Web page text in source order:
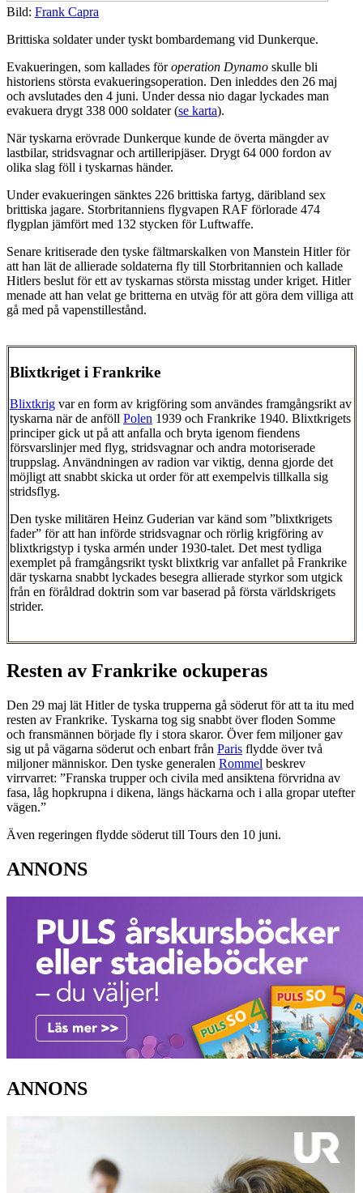
Bild: Frank Capra
Brittiska soldater under tyskt bombardemang vid Dunkerque.
Evakueringen, som kallades föroperation Dynamo skulle bli
historiens största evakueringsoperation. Den inleddes den 26 maj
och avslutades den 4 juni. Under dessa nio dagar lyckades man
evakuera drygt 338 000 soldater (se karta).
När tyskarna erövrade Dunkerque kunde de överta mängder av
lastbilar, stridsvagnar och artilleripjäser. Drygt 64 000 fordon av
olika slag föll i tyskarnas händer.
Under evakueringen sänktes 226 brittiska fartyg, däribland sex
brittiska jagare. Storbritanniens flygvapen RAF förlorade 474
flygplan jämfört med 132 stycken för Luftwaffe.
Senare kritiserade den tyske fältmarskalken von Manstein Hitler för
att han lät de allierade soldaterna fly till Storbritannien och kallade
Hitlers beslut för ett av tyskarnas största misstag under kriget. Hitler
menade att han velat ge britterna en utväg för att göra dem villiga att
gå med på vapenstillestånd.
Blixtkriget i Frankrike
Blixtkrig var en form av krigföring som användes framgångsrikt av
tyskarna när de anföll Polen 1939 och Frankrike 1940. Blixtkrigets
principer gick ut på att anfalla och bryta igenom fiendens
försvarslinjer med flyg, stridsvagnar och andra motoriserade
truppslag. Användningen av radion var viktig, denna gjorde det
möjligt att snabbt skicka ut order för att exempelvis tillkalla sig
stridsflyg.
Den tyske militären Heinz Guderian var känd som ”blixtkrigets
fader” för att han införde stridsvagnar och rörlig krigföring av
blixtkrigstyp i tyska armén under 1930-talet. Det mest tydliga
exemplet på framgångsrikt tyskt blixtkrig var anfallet på Frankrike
där tyskarna snabbt lyckades besegra allierade styrkor som utgick
från en föråldrad doktrin som var baserad på första världskrigets
strider.
Resten av Frankrike ockuperas
Den 29 maj lät Hitler de tyska trupperna gå söderut för att ta itu med
resten av Frankrike. Tyskarna tog sig snabbt över floden Somme
och fransmännen började fly i stora skaror. Över fem miljoner gav
sig ut på vägarna söderut och enbart från Paris flydde över två
miljoner människor. Den tyske generalen Rommel beskrev
virrvarret: ”Franska trupper och civila med ansiktena förvridna av
fasa, låg hopkrupna i dikena, längs häckarna och i alla gropar utefter
vägen.”
Även regeringen flydde söderut till Tours den 10 juni.
ANNONS
ANNONS